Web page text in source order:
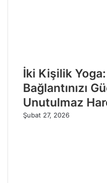
İki Kişilik
Bağlantınızı
Unutulmaz
Şubat 27, 2026